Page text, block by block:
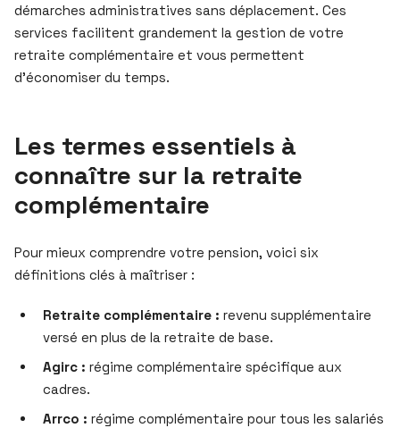
démarches administratives sans déplacement. Ces
services facilitent grandement la gestion de votre
retraite complémentaire et vous permettent
d’économiser du temps.
Les termes essentiels à
connaître sur la retraite
complémentaire
Pour mieux comprendre votre pension, voici six
définitions clés à maîtriser :
Retraite complémentaire : revenu supplémentaire
versé en plus de la retraite de base.
Agirc : régime complémentaire spécifique aux
cadres.
Arrco : régime complémentaire pour tous les salariés